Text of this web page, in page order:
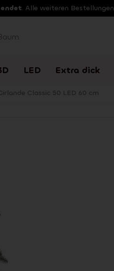
. Alle weiteren
LED Extra dick
Classic 50 LED 60 cm